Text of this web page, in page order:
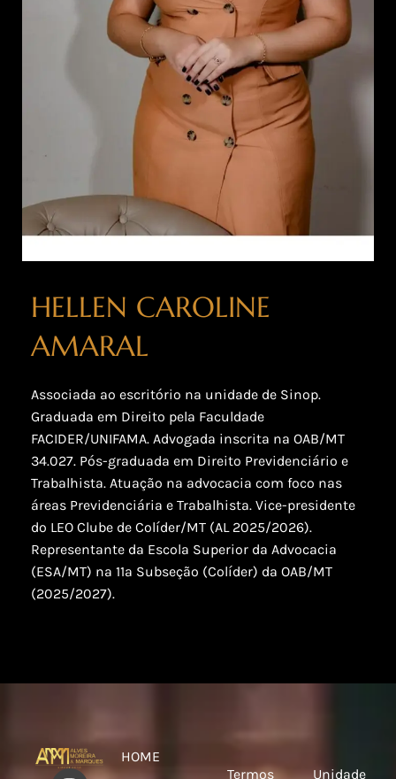
HELLEN CAROLINE
AMARAL
Associada ao escritório na unidade de Sinop.
Graduada em Direito pela Faculdade
FACIDER/UNIFAMA. Advogada inscrita na OAB/MT
34.027. Pós-graduada em Direito Previdenciário e
Trabalhista. Atuação na advocacia com foco nas
áreas Previdenciária e Trabalhista. Vice-presidente
do LEO Clube de Colíder/MT (AL 2025/2026).
Representante da Escola Superior da Advocacia
(ESA/MT) na 11ª Subseção (Colíder) da OAB/MT
(2025/2027).
HOME
Termos
Unidade